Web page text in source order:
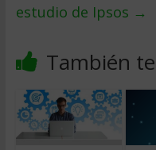
estudio de Ipsos →
También